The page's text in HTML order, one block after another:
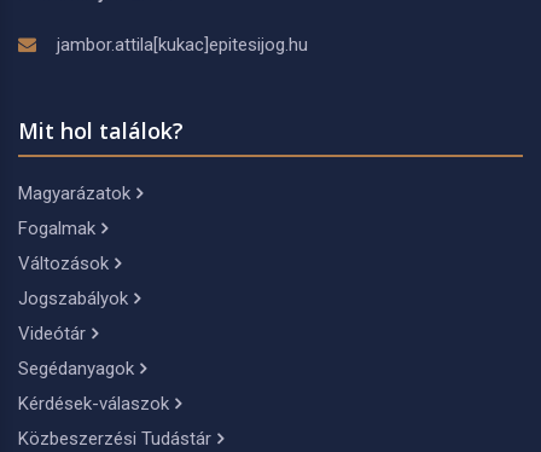
jambor.attila[kukac]epitesijog.hu
Mit hol találok?
Magyarázatok
Fogalmak
Változások
Jogszabályok
Videótár
Segédanyagok
Kérdések-válaszok
Közbeszerzési Tudástár